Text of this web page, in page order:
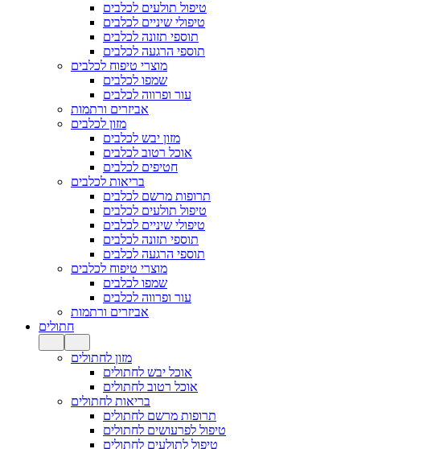
טיפול תולעים לכלבים
טיפולי שיניים לכלבים
תוספי תזונה לכלבים
תוספי הרגעה לכלבים
מוצרי טיפוח לכלבים
שמפו לכלבים
עור ופרווה לכלבים
אביזרים ורתמות
מזון לכלבים
מזון יבש לכלבים
אוכל רטוב לכלבים
חטיפים לכלבים
בריאות לכלבים
תרופות מרשם לכלבים
טיפול תולעים לכלבים
טיפולי שיניים לכלבים
תוספי תזונה לכלבים
תוספי הרגעה לכלבים
מוצרי טיפוח לכלבים
שמפו לכלבים
עור ופרווה לכלבים
אביזרים ורתמות
חתולים
מזון לחתולים
אוכל יבש לחתולים
אוכל רטוב לחתולים
בריאות לחתולים
תרופות מרשם לחתולים
טיפול לפרעושים לחתולים
טיפול לתולעים לחתולים